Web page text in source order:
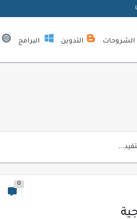
الشروحات التدوين البرامج
0